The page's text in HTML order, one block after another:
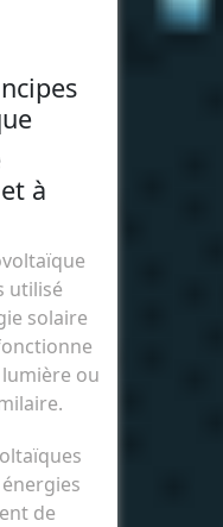
à
utilisé
solaire
lumière ou
de